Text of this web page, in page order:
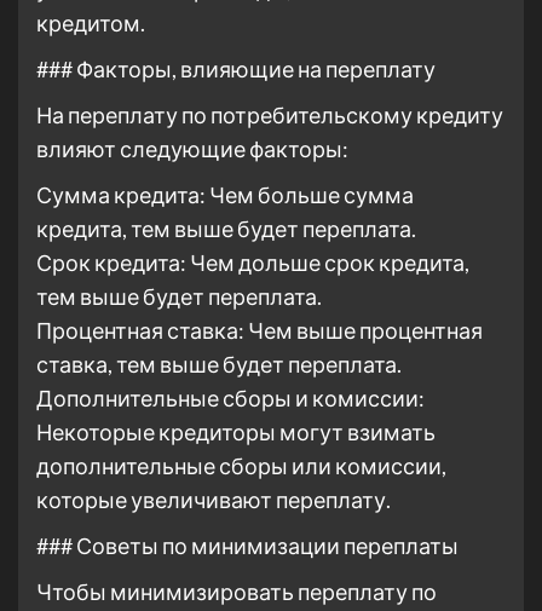
кредитом.
### Факторы, влияющие на переплату
На переплату по потребительскому кредиту
влияют следующие факторы:
Сумма кредита: Чем больше сумма
кредита, тем выше будет переплата.
Срок кредита: Чем дольше срок кредита,
тем выше будет переплата.
Процентная ставка: Чем выше процентная
ставка, тем выше будет переплата.
Дополнительные сборы и комиссии:
Некоторые кредиторы могут взимать
дополнительные сборы или комиссии,
которые увеличивают переплату.
### Советы по минимизации переплаты
Чтобы минимизировать переплату по